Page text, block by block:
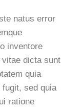
natus error
inventore
dicta sunt
quia
sed quia
ratione